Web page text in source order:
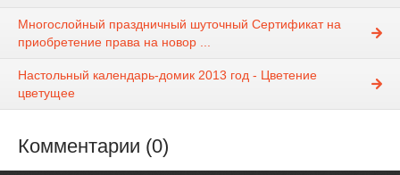
Многослойный праздничный шуточный Сертификат на
приобретение права на новор ...
Настольный календарь-домик 2013 год - Цветение
цветущее
Комментарии (0)